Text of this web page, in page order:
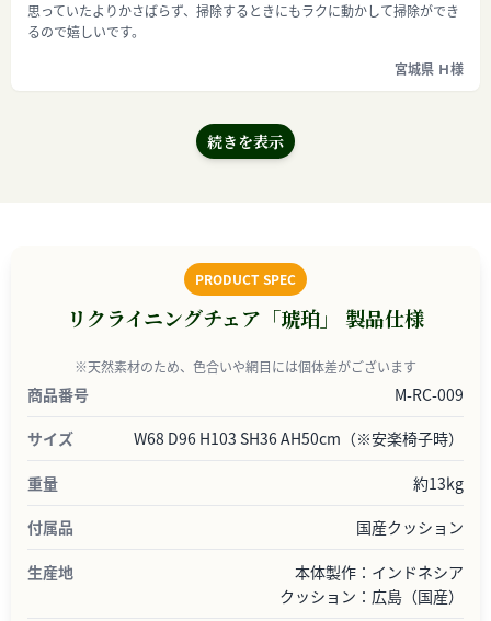
思っていたよりかさばらず、掃除するときにもラクに動かして掃除ができ
るので嬉しいです。
宮城県 Ｈ様
続きを表示
PRODUCT SPEC
リクライニングチェア「琥珀」 製品仕様
※天然素材のため、色合いや網目には個体差がございます
商品番号 M-RC-009
サイズ W68 D96 H103 SH36 AH50cm（※安楽椅子時）
重量 約13kg
付属品 国産クッション
生産地
本体製作：インドネシア
クッション：広島（国産）